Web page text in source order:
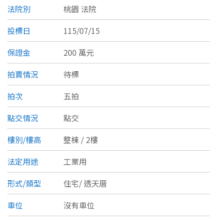
桃園市
新竹市
新竹縣
苗栗縣
台中市
彰化縣
南投縣
雲林縣
嘉義市
嘉義縣
類型(可複選)
不拘 公寓
別墅 透天厝
農舍 辦公
坪數
不拘
20~30 坪
法院別
桃園 法院
投標日
115/07/15
保證金
200 萬元
拍賣情況
待標
拍次
五拍
點交情況
點交
樓別/樓高
整棟 / 2樓
法定用途
工業用
形式/類型
住宅/透天厝
車位
沒有車位